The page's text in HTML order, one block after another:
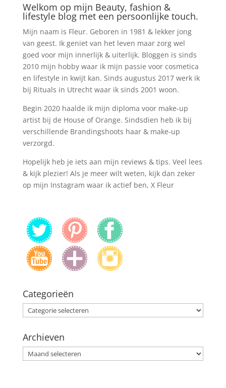
Welkom op mijn Beauty, fashion &
lifestyle blog met een persoonlijke touch.
Mijn naam is Fleur. Geboren in 1981 & lekker jong
van geest. Ik geniet van het leven maar zorg wel
goed voor mijn innerlijk & uiterlijk. Bloggen is sinds
2010 mijn hobby waar ik mijn passie voor cosmetica
en lifestyle in kwijt kan. Sinds augustus 2017 werk ik
bij Rituals in Utrecht waar ik sinds 2001 woon.
Begin 2020 haalde ik mijn diploma voor make-up
artist bij de House of Orange. Sindsdien heb ik bij
verschillende Brandingshoots haar & make-up
verzorgd.
Hopelijk heb je iets aan mijn reviews & tips. Veel lees
& kijk plezier! Als je meer wilt weten, kijk dan zeker
op mijn Instagram waar ik actief ben, X Fleur
Categorieën
Categorieën
Archieven
Archieven